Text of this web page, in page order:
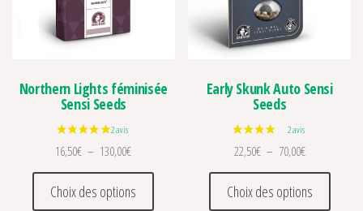
Northern Lights féminisée
Sensi Seeds
16,50€ – 130,00€Plage de prix : 16,50€ à 130,00€
Choix des options
Ce produit a plusieurs variations. Les
Early Skunk Auto Sensi
Seeds
22,50€ – 70,00€Plage de prix
Choix des options
Ce